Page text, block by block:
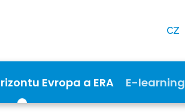
CZ
Evropa a ERA E-learning